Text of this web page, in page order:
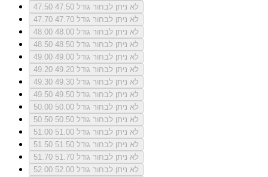
47.50
לא ניתן לבחור גודל 47.50
47.70
לא ניתן לבחור גודל 47.70
48.00
לא ניתן לבחור גודל 48.00
48.50
לא ניתן לבחור גודל 48.50
49.00
לא ניתן לבחור גודל 49.00
49.20
לא ניתן לבחור גודל 49.20
49.30
לא ניתן לבחור גודל 49.30
49.50
לא ניתן לבחור גודל 49.50
50.00
לא ניתן לבחור גודל 50.00
50.50
לא ניתן לבחור גודל 50.50
51.00
לא ניתן לבחור גודל 51.00
51.50
לא ניתן לבחור גודל 51.50
51.70
לא ניתן לבחור גודל 51.70
52.00
לא ניתן לבחור גודל 52.00